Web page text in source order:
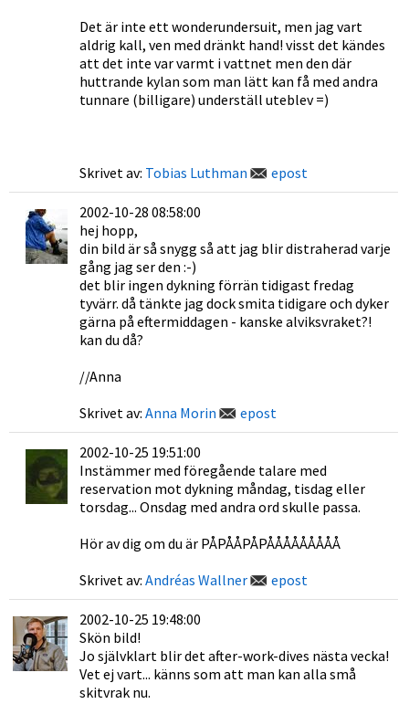
Det är inte ett wonderundersuit, men jag vart
aldrig kall, ven med dränkt hand! visst det kändes
att det inte var varmt i vattnet men den där
huttrande kylan som man lätt kan få med andra
tunnare (billigare) underställ uteblev =)
Skrivet av: Tobias Luthman epost
2002-10-28 08:58:00
hej hopp,
din bild är så snygg så att jag blir distraherad varje
gång jag ser den :-)
det blir ingen dykning förrän tidigast fredag
tyvärr. då tänkte jag dock smita tidigare och dyker
gärna på eftermiddagen - kanske alviksvraket?!
kan du då?
//Anna
Skrivet av: Anna Morin epost
2002-10-25 19:51:00
Instämmer med föregående talare med
reservation mot dykning måndag, tisdag eller
torsdag... Onsdag med andra ord skulle passa.
Hör av dig om du är PÅPÅÅPÅPÅÅÅÅÅÅÅÅÅ
Skrivet av: Andréas Wallner epost
2002-10-25 19:48:00
Skön bild!
Jo självklart blir det after-work-dives nästa vecka!
Vet ej vart... känns som att man kan alla små
skitvrak nu.